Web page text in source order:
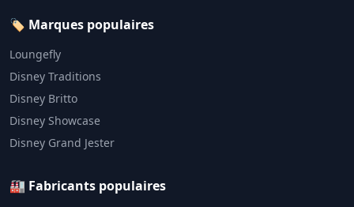
🏷️ Marques populaires
Loungefly
Disney Traditions
Disney Britto
Disney Showcase
Disney Grand Jester
🏭 Fabricants populaires